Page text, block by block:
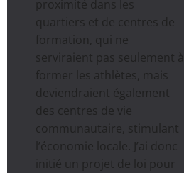
proximité dans les
quartiers et de centres de
formation, qui ne
serviraient pas seulement à
former les athlètes, mais
deviendraient également
des centres de vie
communautaire, stimulant
l’économie locale. J’ai donc
initié un projet de loi pour